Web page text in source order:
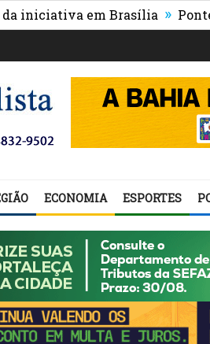
em Brasília » Ponte que
ECONOMIA ESPORTES